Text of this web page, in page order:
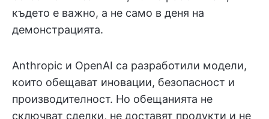
където е важно, а не само в деня на
демонстрацията.
Anthropic и OpenAI са разработили модели,
които обещават иновации, безопасност и
производителност. Но обещанията не
сключват сделки, не доставят продукти и не